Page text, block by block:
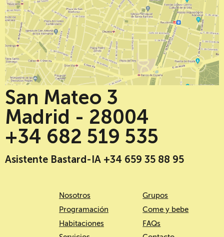
San Mateo 3
Madrid - 28004
+34 682 519 535
Asistente Bastard-IA +34 659 35 88 95
Nosotros
Programación
Habitaciones
Grupos
Come y bebe
FAQs